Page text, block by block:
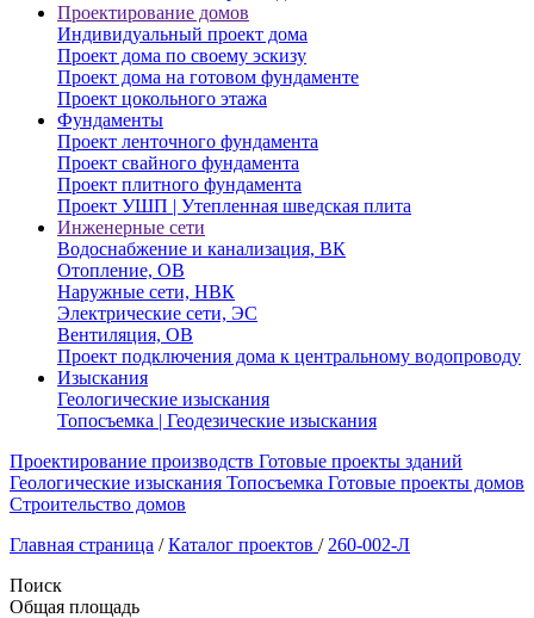
Проектирование домов
Индивидуальный проект дома
Проект дома по своему эскизу
Проект дома на готовом фундаменте
Проект цокольного этажа
Фундаменты
Проект ленточного фундамента
Проект свайного фундамента
Проект плитного фундамента
Проект УШП | Утепленная шведская плита
Инженерные сети
Водоснабжение и канализация, ВК
Отопление, ОВ
Наружные сети, НВК
Электрические сети, ЭС
Вентиляция, ОВ
Проект подключения дома к центральному водопроводу
Изыскания
Геологические изыскания
Топосъемка | Геодезические изыскания
Проектирование производств Готовые проекты зданий
Геологические изыскания Топосъемка Готовые проекты домов
Строительство домов
Главная страница / Каталог проектов / 260-002-Л
Поиск
Общая площадь